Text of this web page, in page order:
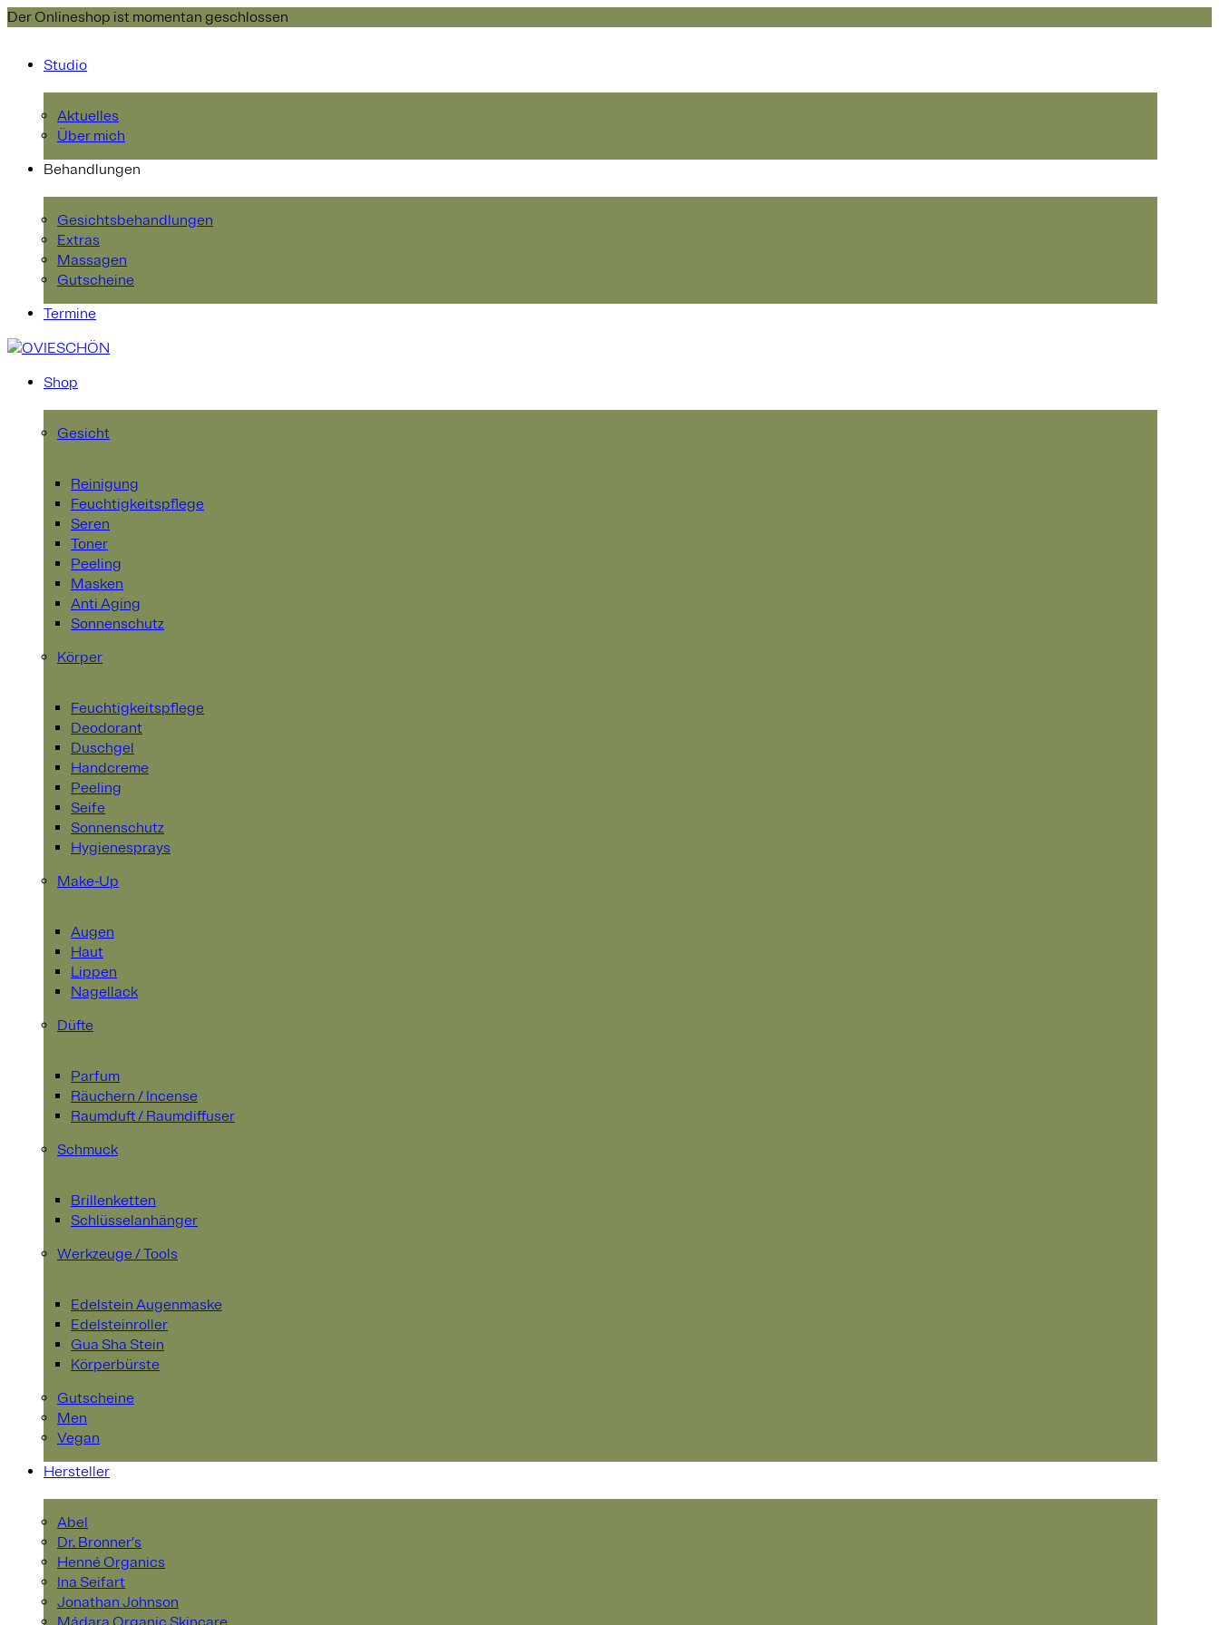
Der Onlineshop ist momentan geschlossen
Studio
Aktuelles
Über mich
Behandlungen
Gesichtsbehandlungen
Extras
Massagen
Gutscheine
Termine
Shop
Gesicht
Reinigung
Feuchtigkeitspflege
Seren
Toner
Peeling
Masken
Anti Aging
Sonnenschutz
Körper
Feuchtigkeitspflege
Deodorant
Duschgel
Handcreme
Peeling
Seife
Sonnenschutz
Hygienesprays
Make-Up
Augen
Haut
Lippen
Nagellack
Düfte
Parfum
Räuchern / Incense
Raumduft / Raumdiffuser
Schmuck
Brillenketten
Schlüsselanhänger
Werkzeuge / Tools
Edelstein Augenmaske
Edelsteinroller
Gua Sha Stein
Körperbürste
Gutscheine
Men
Vegan
Hersteller
Abel
Dr. Bronner’s
Henné Organics
Ina Seifart
Jonathan Johnson